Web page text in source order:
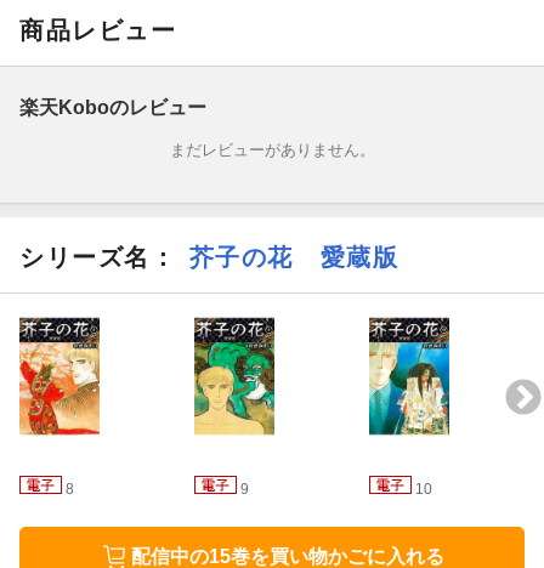
・VOL.36「オーディションの罠」
商品レビュー
楽天Koboのレビュー
まだレビューがありません。
シリーズ名： 芥子の花 愛蔵版
8 9 10
配信中の15巻を買い物かごに入れる